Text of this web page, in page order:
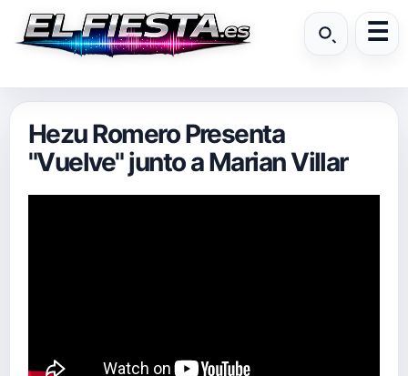
Hezu Romero Presenta
"Vuelve" junto a Marian Villar